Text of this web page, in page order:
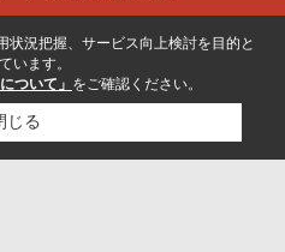
状況把握、サービス向上検討を目的と
います。
ついて」 をご確認ください。
じる